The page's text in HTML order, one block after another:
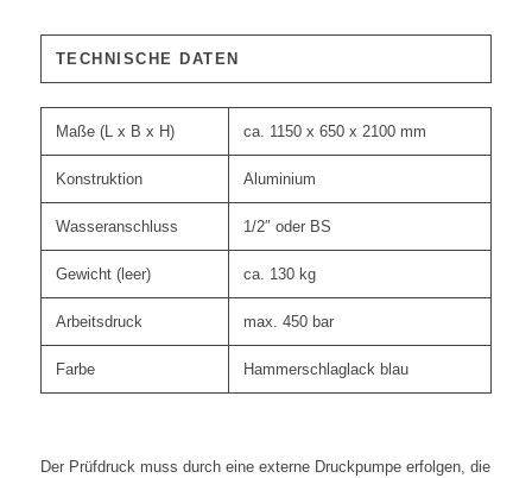
TECHNISCHE DATEN
Maße (L x B x H) ca. 1150 x 650 x 2100 mm
Konstruktion Aluminium
Wasseranschluss 1/2″ oder BS
Gewicht (leer) ca. 130 kg
Arbeitsdruck max. 450 bar
Farbe Hammerschlaglack blau
Der Prüfdruck muss durch eine externe Druckpumpe erfolgen, die